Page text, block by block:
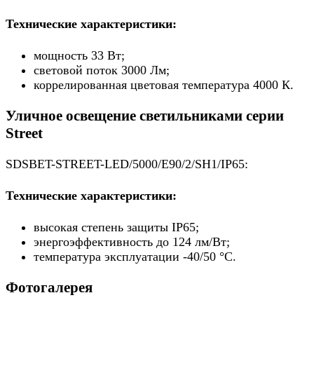
Технические характеристики:
мощность 33 Вт;
световой поток 3000 Лм;
коррелированная цветовая температура 4000 К.
Уличное освещение светильниками серии
Street
SDSBET-STREET-LED/5000/E90/2/SH1/IP65:
Технические характеристики:
высокая степень защиты IP65;
энергоэффективность до 124 лм/Вт;
температура эксплуатации -40/50 °C.
Фотогалерея